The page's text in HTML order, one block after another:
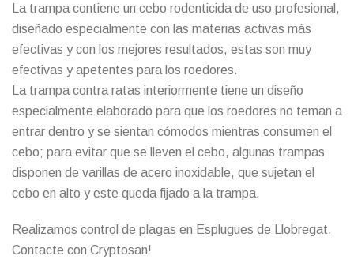
La trampa contiene un cebo rodenticida de uso profesional,
diseñado especialmente con las materias activas más
efectivas y con los mejores resultados, estas son muy
efectivas y apetentes para los roedores.
La trampa contra ratas interiormente tiene un diseño
especialmente elaborado para que los roedores no teman a
entrar dentro y se sientan cómodos mientras consumen el
cebo; para evitar que se lleven el cebo, algunas trampas
disponen de varillas de acero inoxidable, que sujetan el
cebo en alto y este queda fijado a la trampa.
Realizamos control de plagas en Esplugues de Llobregat.
Contacte con Cryptosan!